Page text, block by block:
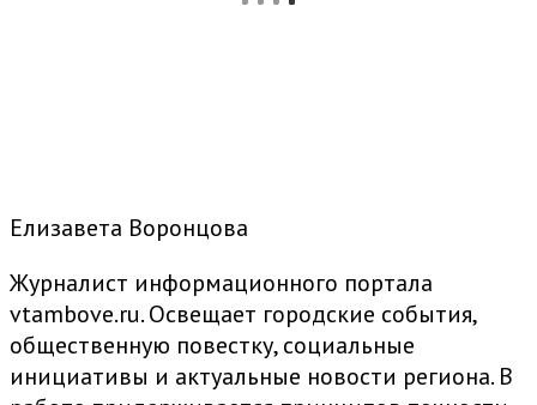
Елизавета Воронцова
Журналист информационного портала
vtambove.ru. Освещает городские события,
общественную повестку, социальные
инициативы и актуальные новости региона. В